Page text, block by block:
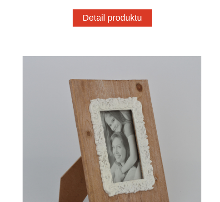
Detail produktu